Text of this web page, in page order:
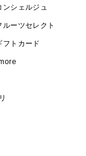
ンシェルジュ
ーツセレクト
フトカード